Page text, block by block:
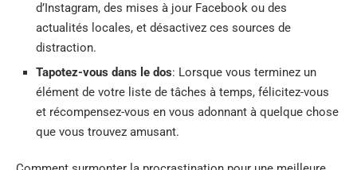
d’Instagram, des mises à jour Facebook ou des
actualités locales, et désactivez ces sources de
distraction.
Tapotez-vous dans le dos: Lorsque vous terminez un
élément de votre liste de tâches à temps, félicitez-vous
et récompensez-vous en vous adonnant à quelque chose
que vous trouvez amusant.